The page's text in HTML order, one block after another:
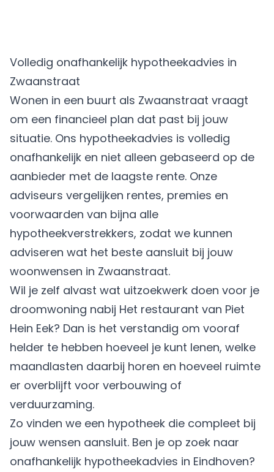
Volledig onafhankelijk hypotheekadvies in
Zwaanstraat
Wonen in een buurt als Zwaanstraat vraagt
om een financieel plan dat past bij jouw
situatie. Ons hypotheekadvies is volledig
onafhankelijk en niet alleen gebaseerd op de
aanbieder met de laagste rente. Onze
adviseurs vergelijken rentes, premies en
voorwaarden van bijna alle
hypotheekverstrekkers, zodat we kunnen
adviseren wat het beste aansluit bij jouw
woonwensen in Zwaanstraat.
Wil je zelf alvast wat uitzoekwerk doen voor je
droomwoning nabij Het restaurant van Piet
Hein Eek? Dan is het verstandig om vooraf
helder te hebben hoeveel je kunt lenen, welke
maandlasten daarbij horen en hoeveel ruimte
er overblijft voor verbouwing of
verduurzaming.
Zo vinden we een hypotheek die compleet bij
jouw wensen aansluit. Ben je op zoek naar
onafhankelijk hypotheekadvies in Eindhoven?